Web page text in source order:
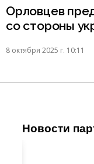
Орловцев
со стороны
8 октября 2025 г. 10:11
Новости